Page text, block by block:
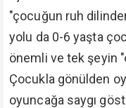
"çocuğun ruh
yolu da 0-6 yaşta
önemli ve tek şeyin
Çocukla gönülden
oyuncağa saygı